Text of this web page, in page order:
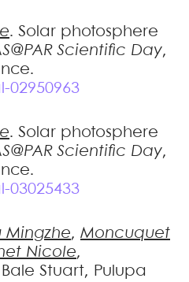
. Solar photosphere
Scientific Day,
.
02950963
. Solar photosphere
Scientific Day,
.
03025433
Mingzhe, Moncuquet
Nicole,
Bale Stuart, Pulupa